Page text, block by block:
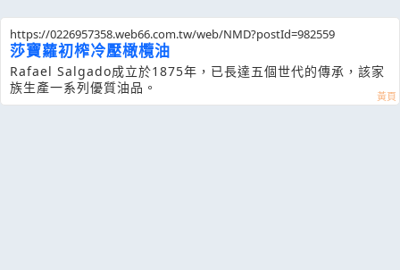
https://0226957358.web66.com.tw/web/NMD?postId=982559
莎寶蘿初榨冷壓橄欖油
Rafael Salgado成立於1875年，已長達五個世代的傳承，該家
族生產一系列優質油品。